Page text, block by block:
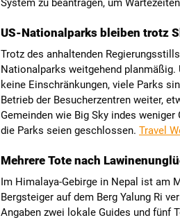
System zu beantragen, um
US-Nationalparks bleiben trotz
Trotz des anhaltenden
Nationalparks weitgehend planmäßig.
keine Einschränkungen, viele Parks
Betrieb der Besucherzentren weiter,
Gemeinden wie Big Sky indes
die Parks seien geschlossen. Travel
Mehrere Tote nach
Im Himalaya-Gebirge in Nepal ist am
Bergsteiger auf dem Berg Yalung Ri
Angaben zwei lokale Guides und fünf